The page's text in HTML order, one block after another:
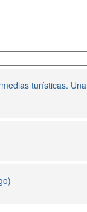
turísticas. Una